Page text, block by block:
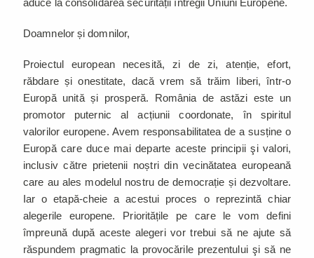
Doamnelor și domnilor,
Proiectul european necesită, zi de zi, atenție, efort,
răbdare și onestitate, dacă vrem să trăim liberi, într-o
Europă unită și prosperă. România de astăzi este un
promotor puternic al acțiunii coordonate, în spiritul
valorilor europene. Avem responsabilitatea de a susține o
Europă care duce mai departe aceste principii şi valori,
inclusiv către prietenii noștri din vecinătatea europeană
care au ales modelul nostru de democrație și dezvoltare.
Iar o etapă-cheie a acestui proces o reprezintă chiar
alegerile europene. Prioritățile pe care le vom defini
împreună după aceste alegeri vor trebui să ne ajute să
răspundem pragmatic la provocările prezentului şi să ne